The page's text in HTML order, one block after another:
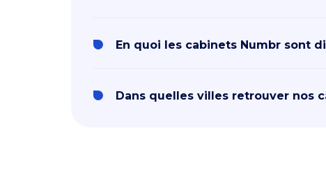
En quoi les cabinets Numbr sont
Dans quelles villes retrouver nos